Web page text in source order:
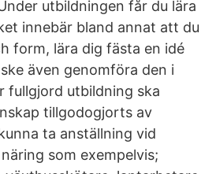
utbildningen får du lära
innebär bland annat att du
form, lära dig fästa en idé
även genomföra den i
fullgjord utbildning ska
tillgodogjorts av
ta anställning vid
som exempelvis;